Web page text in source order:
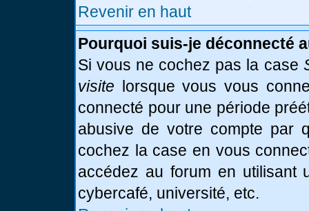
Revenir en haut
Pourquoi suis-je déconnecté
Si vous ne cochez pas la case
visite lorsque vous vous
connecté pour une période
abusive de votre compte par
cochez la case en vous
accédez au forum en utilisant
cybercafé, université, etc.